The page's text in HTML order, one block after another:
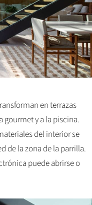
en terrazas
gourmet y a la piscina.
del interior se
de la zona de la parrilla.
puede abrirse o